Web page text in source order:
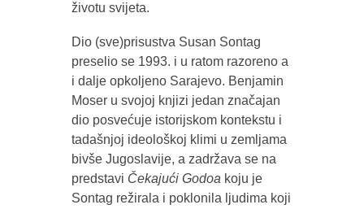
životu svijeta.
Dio (sve)prisustva Susan Sontag
preselio se 1993. i u ratom razoreno a
i dalje opkoljeno Sarajevo. Benjamin
Moser u svojoj knjizi jedan značajan
dio posvećuje istorijskom kontekstu i
tadašnjoj ideološkoj klimi u zemljama
bivše Jugoslavije, a zadržava se na
predstavi Čekajući Godoa koju je
Sontag režirala i poklonila ljudima koji